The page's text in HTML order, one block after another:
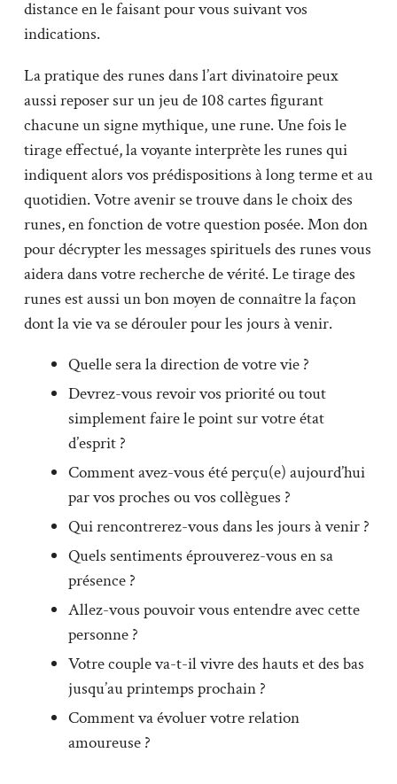
distance en le faisant pour vous suivant vos
indications.
La pratique des runes dans l’art divinatoire peux
aussi reposer sur un jeu de 108 cartes figurant
chacune un signe mythique, une rune. Une fois le
tirage effectué, la voyante interprète les runes qui
indiquent alors vos prédispositions à long terme et au
quotidien. Votre avenir se trouve dans le choix des
runes, en fonction de votre question posée. Mon don
pour décrypter les messages spirituels des runes vous
aidera dans votre recherche de vérité. Le tirage des
runes est aussi un bon moyen de connaître la façon
dont la vie va se dérouler pour les jours à venir.
Quelle sera la direction de votre vie ?
Devrez-vous revoir vos priorité ou tout
simplement faire le point sur votre état
d’esprit ?
Comment avez-vous été perçu(e) aujourd’hui
par vos proches ou vos collègues ?
Qui rencontrerez-vous dans les jours à venir ?
Quels sentiments éprouverez-vous en sa
présence ?
Allez-vous pouvoir vous entendre avec cette
personne ?
Votre couple va-t-il vivre des hauts et des bas
jusqu’au printemps prochain ?
Comment va évoluer votre relation
amoureuse ?